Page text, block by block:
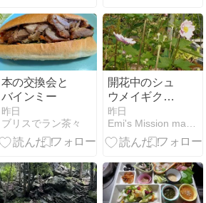
SOUFFLOT【PARIS】
本の交換会と
バインミー
昨日
ブリスでラン茶々
開花中のシュ
ウメイギクと
ダリア＆洋梨
＆リンゴ収穫
昨日
Emi's Mission makeover project